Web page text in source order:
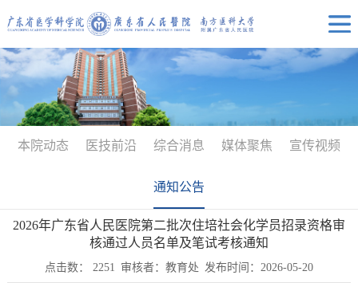
本院动态 医技前沿 综合消息 媒体聚焦 宣传视频
通知公告
2026年广东省人民医院第二批次住培社会化学员招录资格审
核通过人员名单及笔试考核通知
点击数： 2251 审核者：教育处 发布时间：2026-05-20